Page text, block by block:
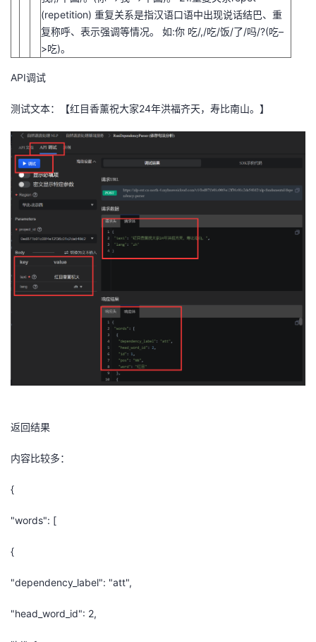
(repetition) 重复关系是指汉语口语中出现说话结巴、重
复称呼、表示强调等情况。 如:你 吃/,/吃/饭/了/吗/?(吃–
>吃)。
API调试
测试文本：【红目香薰祝大家24年洪福齐天，寿比南山。】
返回结果
内容比较多：
{
"words": [
{
"dependency_label": "att",
"head_word_id": 2,